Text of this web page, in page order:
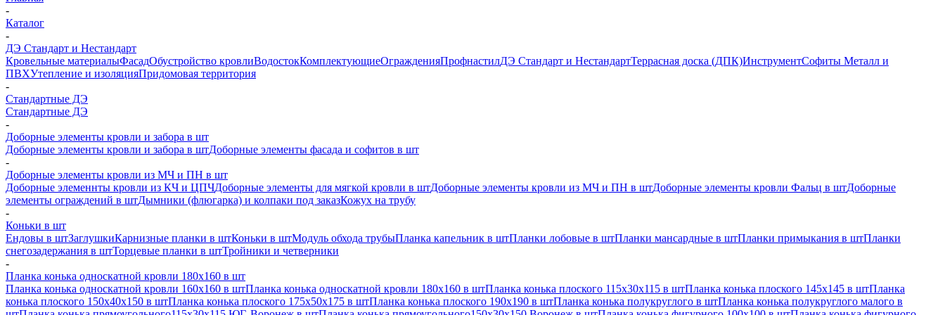
-
Каталог
-
ДЭ Стандарт и Нестандарт
Кровельные материалыФасадОбустройство кровлиВодостокКомплектующиеОгражденияПрофнастилДЭ Стандарт и НестандартТеррасная доска (ДПК)ИнструментСофиты Металл и
ПВХУтепление и изоляцияПридомовая территория
-
Стандартные ДЭ
Стандартные ДЭ
-
Доборные элементы кровли и забора в шт
Доборные элементы кровли и забора в штДоборные элементы фасада и софитов в шт
-
Доборные элементы кровли из МЧ и ПН в шт
Доборные элеменнты кровли из КЧ и ЦПЧДоборные элементы для мягкой кровли в штДоборные элементы кровли из МЧ и ПН в штДоборные элементы кровли Фальц в штДоборные
элементы ограждений в штДымники (флюгарка) и колпаки под заказКожух на трубу
-
Коньки в шт
Ендовы в штЗаглушкиКарнизные планки в штКоньки в штМодуль обхода трубыПланка капельник в штПланки лобовые в штПланки мансардные в штПланки примыкания в штПланки
снегозадержания в штТорцевые планки в штТройники и четверники
-
Планка конька односкатной кровли 180х160 в шт
Планка конька односкатной кровли 160х160 в штПланка конька односкатной кровли 180х160 в штПланка конька плоского 115х30х115 в штПланка конька плоского 145х145 в штПланка
конька плоского 150х40х150 в штПланка конька плоского 175х50х175 в штПланка конька плоского 190х190 в штПланка конька полукруглого в штПланка конька полукруглого малого в